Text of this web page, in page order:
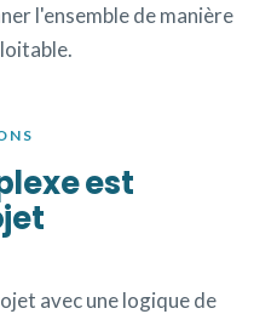
l'ensemble de manière
est
avec une logique de